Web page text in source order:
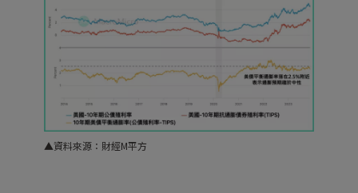
▲資料來源：財經M平方